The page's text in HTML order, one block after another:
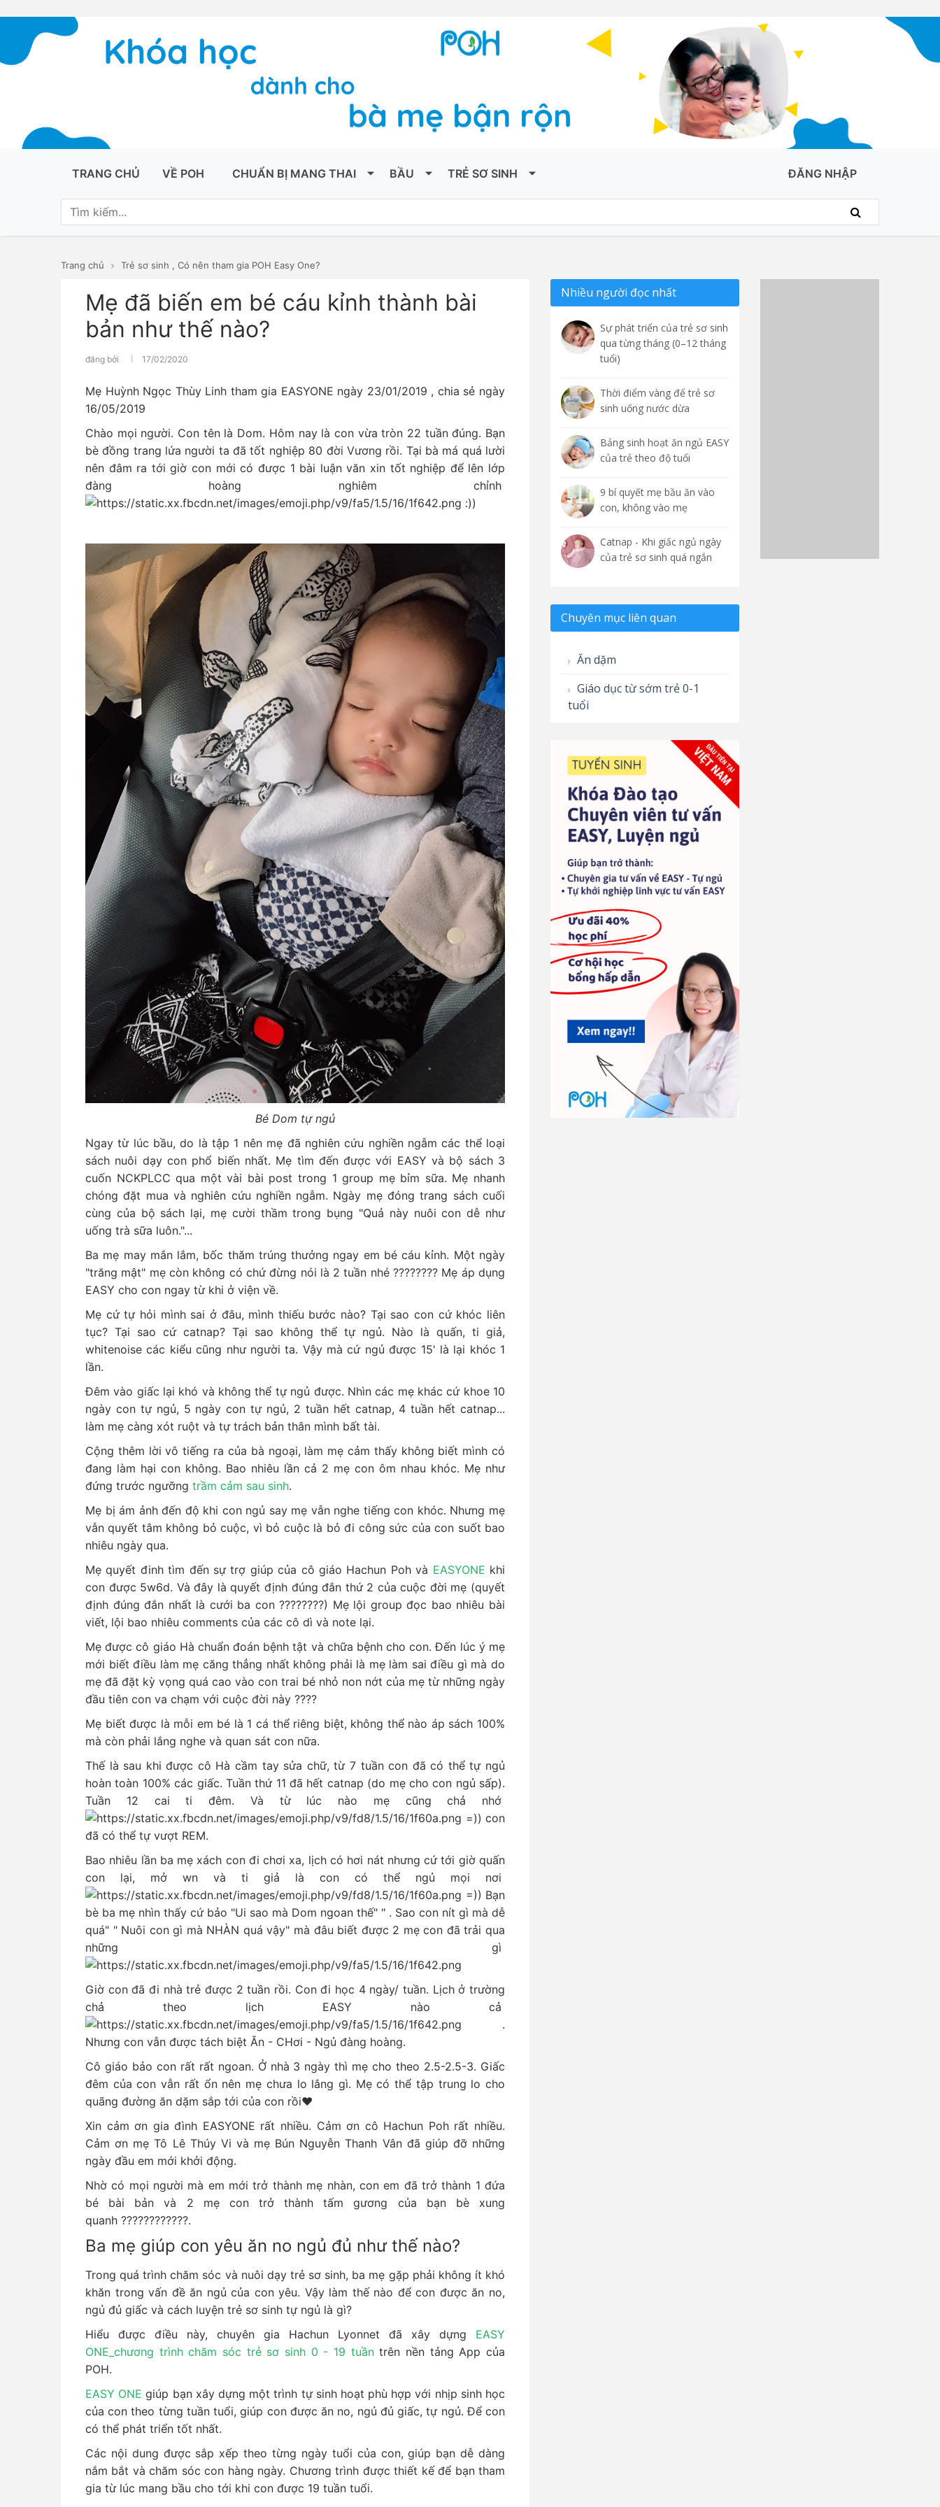
TRANG CHỦ VỀ POH CHUẨN BỊ MANG THAI BẦU TRẺ SƠ SINH ĐĂNG NHẬP
Trang chủ Trẻ sơ sinh , Có nên tham gia POH Easy One?
Mẹ đã biến em bé cáu kỉnh thành bài
bản như thế nào?
đăng bởi 17/02/2020
Mẹ Huỳnh Ngọc Thùy Linh tham gia EASYONE ngày 23/01/2019 , chia sẻ ngày
16/05/2019
Chào mọi người. Con tên là Dom. Hôm nay là con vừa tròn 22 tuần đúng. Bạn
bè đồng trang lứa người ta đã tốt nghiệp 80 đời Vương rồi. Tại bà má quá lười
nên đâm ra tới giờ con mới có được 1 bài luận văn xin tốt nghiệp để lên lớp
đàng hoàng nghiêm chỉnh
:))
Bé Dom tự ngủ
Ngay từ lúc bầu, do là tập 1 nên mẹ đã nghiên cứu nghiền ngẫm các thể loại
sách nuôi dạy con phổ biến nhất. Mẹ tìm đến được với EASY và bộ sách 3
cuốn NCKPLCC qua một vài bài post trong 1 group mẹ bỉm sữa. Mẹ nhanh
chóng đặt mua và nghiên cứu nghiền ngẫm. Ngày mẹ đóng trang sách cuối
cùng của bộ sách lại, mẹ cười thầm trong bụng "Quả này nuôi con dễ như
uống trà sữa luôn."...
Ba mẹ may mắn lắm, bốc thăm trúng thưởng ngay em bé cáu kỉnh. Một ngày
"trăng mật" mẹ còn không có chứ đừng nói là 2 tuần nhé ???????? Mẹ áp dụng
EASY cho con ngay từ khi ở viện về.
Mẹ cứ tự hỏi mình sai ở đâu, mình thiếu bước nào? Tại sao con cứ khóc liên
tục? Tại sao cứ catnap? Tại sao không thể tự ngủ. Nào là quấn, ti giả,
whitenoise các kiểu cũng như người ta. Vậy mà cứ ngủ được 15' là lại khóc 1
lần.
Đêm vào giấc lại khó và không thể tự ngủ được. Nhìn các mẹ khác cứ khoe 10
ngày con tự ngủ, 5 ngày con tự ngủ, 2 tuần hết catnap, 4 tuần hết catnap...
làm mẹ càng xót ruột và tự trách bản thân mình bất tài.
Cộng thêm lời vô tiếng ra của bà ngoại, làm mẹ cảm thấy không biết mình có
đang làm hại con không. Bao nhiêu lần cả 2 mẹ con ôm nhau khóc. Mẹ như
đứng trước ngưỡng trầm cảm sau sinh.
Mẹ bị ám ảnh đến độ khi con ngủ say mẹ vẫn nghe tiếng con khóc. Nhưng mẹ
vẫn quyết tâm không bỏ cuộc, vì bỏ cuộc là bỏ đi công sức của con suốt bao
nhiêu ngày qua.
Mẹ quyết đinh tìm đến sự trợ giúp của cô giáo Hachun Poh và EASYONE khi
con được 5w6d. Và đây là quyết định đúng đắn thứ 2 của cuộc đời mẹ (quyết
định đúng đắn nhất là cưới ba con ????????) Mẹ lội group đọc bao nhiêu bài
viết, lội bao nhiêu comments của các cô dì và note lại.
Mẹ được cô giáo Hà chuẩn đoán bệnh tật và chữa bệnh cho con. Đến lúc ý mẹ
mới biết điều làm mẹ căng thẳng nhất không phải là mẹ làm sai điều gì mà do
mẹ đã đặt kỳ vọng quá cao vào con trai bé nhỏ non nớt của mẹ từ những ngày
đầu tiên con va chạm với cuộc đời này ????
Mẹ biết được là mỗi em bé là 1 cá thể riêng biệt, không thể nào áp sách 100%
mà còn phải lắng nghe và quan sát con nữa.
Thế là sau khi được cô Hà cầm tay sửa chữ, từ 7 tuần con đã có thể tự ngủ
hoàn toàn 100% các giấc. Tuần thứ 11 đã hết catnap (do mẹ cho con ngủ sấp).
Tuần 12 cai ti đêm. Và từ lúc nào mẹ cũng chả nhớ
=)) con
đã có thể tự vượt REM.
Bao nhiêu lần ba mẹ xách con đi chơi xa, lịch có hơi nát nhưng cứ tới giờ quấn
con lại, mở wn và ti giả là con có thể ngủ mọi nơi
=)) Bạn
bè ba mẹ nhìn thấy cứ bảo "Ui sao mà Dom ngoan thế" " . Sao con nít gì mà dễ
quá" " Nuôi con gì mà NHÀN quá vậy" mà đâu biết được 2 mẹ con đã trải qua
những gì
Giờ con đã đi nhà trẻ được 2 tuần rồi. Con đi học 4 ngày/ tuần. Lịch ở trường
chả theo lịch EASY nào cả
.
Nhưng con vẫn được tách biệt Ăn - CHơi - Ngủ đàng hoàng.
Cô giáo bảo con rất rất ngoan. Ở nhà 3 ngày thì mẹ cho theo 2.5-2.5-3. Giấc
đêm của con vẫn rất ổn nên mẹ chưa lo lắng gì. Mẹ có thể tập trung lo cho
quãng đường ăn dặm sắp tới của con rồi♥
Xin cảm ơn gia đình EASYONE rất nhiều. Cảm ơn cô Hachun Poh rất nhiều.
Cảm ơn mẹ Tô Lê Thúy Vi và mẹ Bún Nguyễn Thanh Vân đã giúp đỡ những
ngày đầu em mới khởi động.
Nhờ có mọi người mà em mới trở thành mẹ nhàn, con em đã trở thành 1 đứa
bé bài bản và 2 mẹ con trở thành tấm gương của bạn bè xung
quanh ????????????.
Ba mẹ giúp con yêu ăn no ngủ đủ như thế nào?
Trong quá trình chăm sóc và nuôi dạy trẻ sơ sinh, ba mẹ gặp phải không ít khó
khăn trong vấn đề ăn ngủ của con yêu. Vậy làm thế nào để con được ăn no,
ngủ đủ giấc và cách luyện trẻ sơ sinh tự ngủ là gì?
Hiểu được điều này, chuyên gia Hachun Lyonnet đã xây dựng EASY
ONE_chương trình chăm sóc trẻ sơ sinh 0 - 19 tuầntrên nền tảng App của
POH.
EASY ONE giúp bạn xây dựng một trình tự sinh hoạt phù hợp với nhịp sinh học
của con theo từng tuần tuổi, giúp con được ăn no, ngủ đủ giấc, tự ngủ. Để con
có thể phát triển tốt nhất.
Các nội dung được sắp xếp theo từng ngày tuổi của con, giúp bạn dễ dàng
nắm bắt và chăm sóc con hàng ngày. Chương trình được thiết kế để bạn tham
gia từ lúc mang bầu cho tới khi con được 19 tuần tuổi.
Nhiều người đọc nhất
Sự phát triển của trẻ sơ sinh
qua từng tháng (0–12 tháng
tuổi)
Thời điểm vàng để trẻ sơ
sinh uống nước dừa
Bảng sinh hoạt ăn ngủ EASY
của trẻ theo độ tuổi
9 bí quyết mẹ bầu ăn vào
con, không vào mẹ
Catnap - Khi giấc ngủ ngày
của trẻ sơ sinh quá ngắn
Chuyên mục liên quan
Ăn dặm
Giáo dục từ sớm trẻ 0-1
tuổi